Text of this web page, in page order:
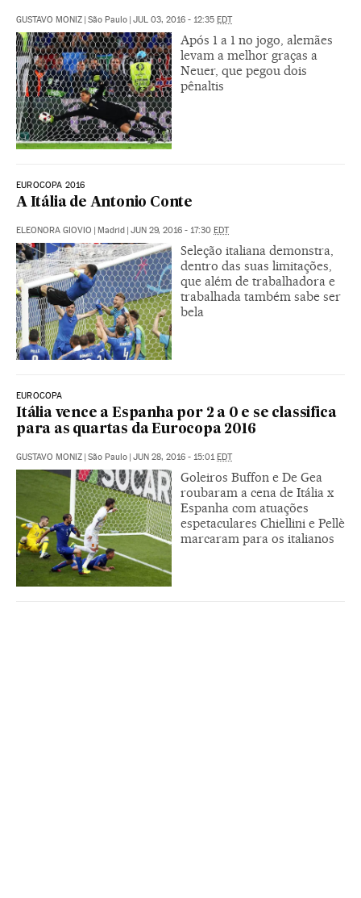
GUSTAVO MONIZ | São Paulo | JUL 03, 2016 - 12:35 EDT
Após 1 a 1 no jogo, alemães
levam a melhor graças a
Neuer, que pegou dois
pênaltis
EUROCOPA 2016
A Itália de Antonio Conte
ELEONORA GIOVIO | Madrid | JUN 29, 2016 - 17:30 EDT
Seleção italiana demonstra,
dentro das suas limitações,
que além de trabalhadora e
trabalhada também sabe ser
bela
EUROCOPA
Itália vence a Espanha por 2 a 0 e se classifica
para as quartas da Eurocopa 2016
GUSTAVO MONIZ | São Paulo | JUN 28, 2016 - 15:01EDT
Goleiros Buffon e De Gea
roubaram a cena de Itália x
Espanha com atuações
espetaculares Chiellini e Pellè
marcaram para os italianos